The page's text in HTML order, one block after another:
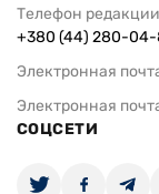
Телефон
+380 (44) 280-
Электронная
Электронная
СОЦСЕТИ